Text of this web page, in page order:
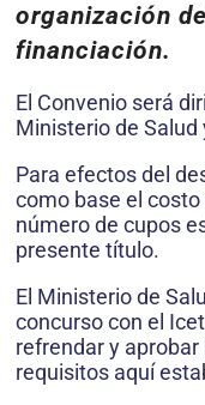
organización
financiación.
El Convenio será
Ministerio de Salud
Para efectos del
como base el
número de cupos
presente título.
El Ministerio de
concurso con el
refrendar y
requisitos aquí